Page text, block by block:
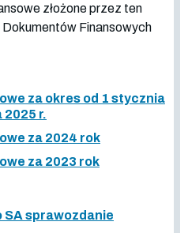
złożone przez ten
Finansowych
za okres od 1 stycznia
2025 r.
za 2024 rok
za 2023 rok
SA sprawozdanie